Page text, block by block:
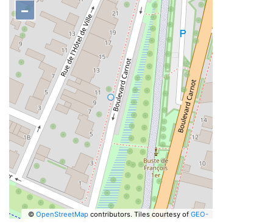
−
© OpenStreetMapcontributors. Tiles courtesy of GEO-